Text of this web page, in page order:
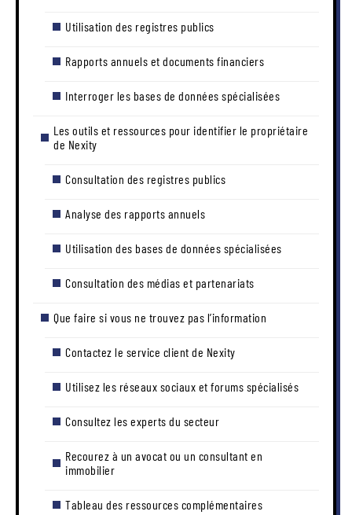
Utilisation des registres publics
Rapports annuels et documents financiers
Interroger les bases de données spécialisées
Les outils et ressources pour identifier le propriétaire
de Nexity
Consultation des registres publics
Analyse des rapports annuels
Utilisation des bases de données spécialisées
Consultation des médias et partenariats
Que faire si vous ne trouvez pas l’information
Contactez le service client de Nexity
Utilisez les réseaux sociaux et forums spécialisés
Consultez les experts du secteur
Recourez à un avocat ou un consultant en
immobilier
Tableau des ressources complémentaires